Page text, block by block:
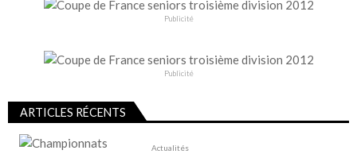
Publicité
Publicité
ARTICLES RÉCENTS
Actualités